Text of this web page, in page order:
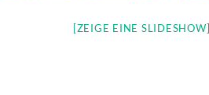
[ZEIGE EINE SLIDESHOW]